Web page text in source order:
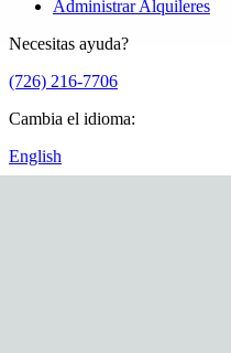
Administrar Alquileres
Necesitas ayuda?
(726) 216-7706
Cambia el idioma:
English